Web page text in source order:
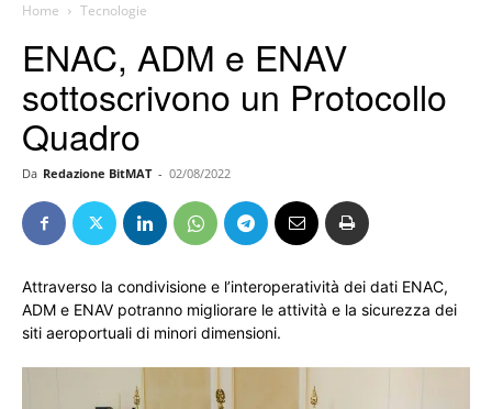
Home Tecnologie
ENAC, ADM e ENAV
sottoscrivono un Protocollo
Quadro
Da Redazione BitMAT - 02/08/2022
Attraverso la condivisione e l’interoperatività dei dati ENAC,
ADM e ENAV potranno migliorare le attività e la sicurezza dei
siti aeroportuali di minori dimensioni.